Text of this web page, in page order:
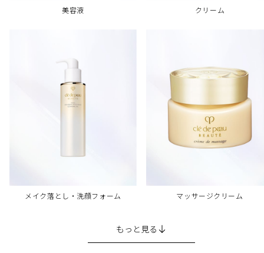
美容液 クリーム
メイク落とし・洗顔フォーム マッサージクリーム
もっと見る